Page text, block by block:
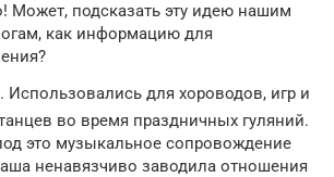
Может, подсказать эту идею нашим
как информацию для
Использовались для хороводов, игр и
во время праздничных гуляний.
это музыкальное сопровождение
ненавязчиво заводила отношения